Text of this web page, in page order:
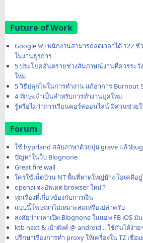
Future of Work
Google พบ พนักงานสามารถลดเวลาได้ 122 ชั่
ในงานธุรการ
5 ประโยคอันตรายช่วงสัมภาษณ์งานที่ควรระวั
ใหม่
5 วิธีปลุกไฟในการทำงาน แก้อาการ Burnout
4 ทักษะจำเป็นสำหรับการทำงานยุคใหม่
รู้หรือไม่ว่าการเรียนคอร์สออนไลน์ มีส่วนช่วย
Forum
ใช้ hyprland สลับภาษาด้วยปุ่ม grave แล้ว
ปัญหาในว็บ Blognone
Great fire wall
ใครใช้เน็ตบ้าน NT พื้นที่หาดใหญ่บ้าง โอเคดีอ
openai จะอัพเดต browser ใหม่ ?
ทุกเรื่องที่เกี่ยวข้องกับการเงิน
แบบนี้โฆษณาไม่เหมาะสมเหรือเปล่าครับ
สงสัยว่าเวลาเปิด Blognone ในแอพ FB iOS มั
ktb next & เป๋าตังค์ @ android .. ใช้กันได้ง่าย
ปรึกษาเรื่องการทำ proxy ให้เครื่องใน TZ เชื่